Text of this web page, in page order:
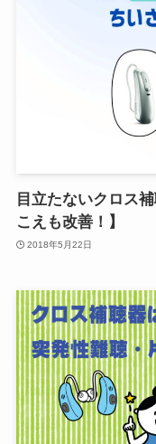
目立たないクロス
こえも改善！】
2018年5月22日